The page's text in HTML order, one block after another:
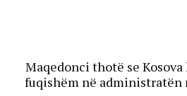
Maqedonci thotë se
fuqishëm në administratën